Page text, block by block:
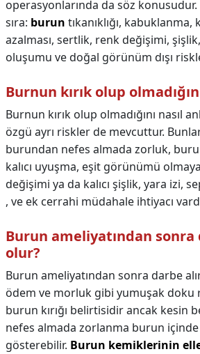
operasyonlarında da söz konusudur.
sıra: burun tıkanıklığı,
azalması, sertlik, renk değişimi,
oluşumu ve doğal görünüm dışı
Burnun kırık olup
Burnun kırık olup olmadığını nasıl
özgü ayrı riskler de mevcuttur.
burundan nefes almada zorluk,
kalıcı uyuşma, eşit görünümü
değişimi ya da kalıcı şişlik, yara izi,
, ve ek cerrahi müdahale ihtiyacı
Burun ameliyatından sonra
olur?
Burun ameliyatından sonra darbe
ödem ve morluk gibi yumuşak doku
burun kırığı belirtisidir ancak kesin
nefes almada zorlanma burun
gösterebilir. Burun kemiklerinin